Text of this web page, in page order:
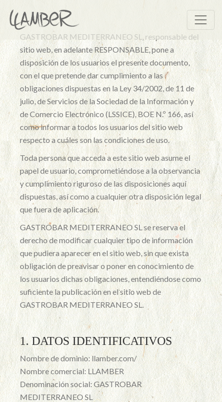
GASTROBAR MEDITERRANEO SL, responsable del
sitio web, en adelante RESPONSABLE, pone a
disposición de los usuarios el presente documento,
con el que pretende dar cumplimiento a las
obligaciones dispuestas en la Ley 34/2002, de 11 de
julio, de Servicios de la Sociedad de la Información y
de Comercio Electrónico (LSSICE), BOE N.º 166, así
como informar a todos los usuarios del sitio web
respecto a cuáles son las condiciones de uso.
Toda persona que acceda a este sitio web asume el
papel de usuario, comprometiéndose a la observancia
y cumplimiento riguroso de las disposiciones aquí
dispuestas, así como a cualquier otra disposición legal
que fuera de aplicación.
GASTROBAR MEDITERRANEO SL se reserva el
derecho de modificar cualquier tipo de información
que pudiera aparecer en el sitio web, sin que exista
obligación de preavisar o poner en conocimiento de
los usuarios dichas obligaciones, entendiéndose como
suficiente la publicación en el sitio web de
GASTROBAR MEDITERRANEO SL.
1. DATOS IDENTIFICATIVOS
Nombre de dominio: llamber.com/
Nombre comercial: LLAMBER
Denominación social: GASTROBAR
MEDITERRANEO SL